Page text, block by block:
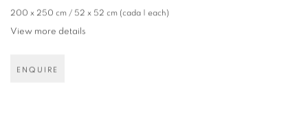
200 x 250 cm / 52 x 52 cm (cada | each)
View more details
ENQUIRE